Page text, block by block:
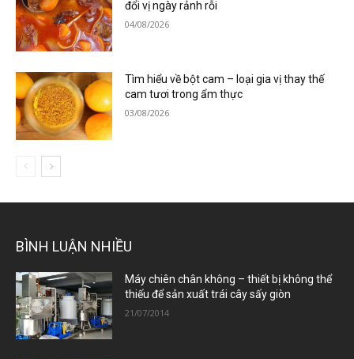
đổi vị ngày rảnh rỗi
04/08/2026
Tìm hiểu về bột cam – loại gia vị thay thế
cam tươi trong ẩm thực
03/08/2026
BÌNH LUẬN NHIỀU
Máy chiên chân không – thiết bị không thể
thiếu để sản xuất trái cây sấy giòn
21/07/2014